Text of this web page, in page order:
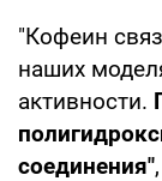
"Кофеин
наших
активности.
соединения"